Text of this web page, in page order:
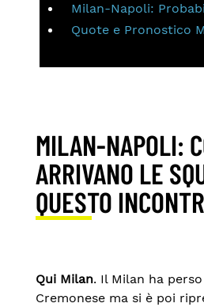
Milan-Napoli:
Quote e Pronostico
MILAN-NAPOLI:
ARRIVANO LE
QUESTO
Qui Milan. Il Milan ha
Cremonese ma si è poi